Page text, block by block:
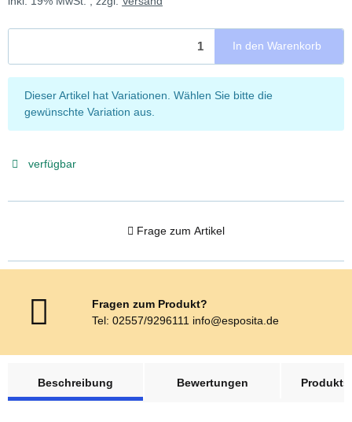
In den Warenkorb
x
Dieser Artikel hat Variationen. Wählen Sie bitte die
gewünschte Variation aus.
verfügbar
Frage zum Artikel
Fragen zum Produkt?
Tel: 02557/9296111 info@esposita.de
Beschreibung
Bewertungen